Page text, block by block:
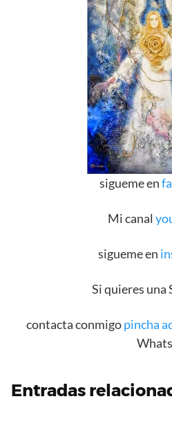
sigueme en
Mi canal
sigueme en
Si quieres una
contacta conmigopincha
Whats
Entradas